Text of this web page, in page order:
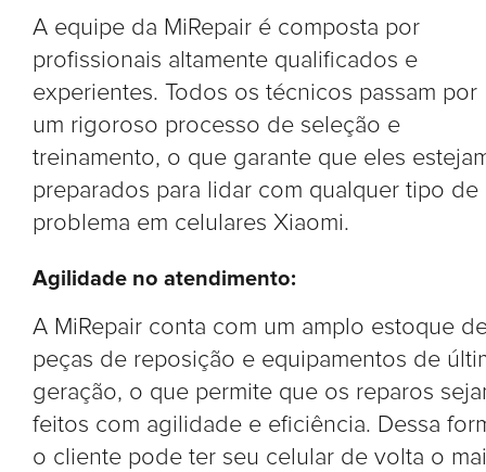
A equipe da MiRepair é composta por
profissionais altamente qualificados e
experientes. Todos os técnicos passam por
um rigoroso processo de seleção e
treinamento, o que garante que eles
preparados para lidar com qualquer tipo de
problema em celulares Xiaomi.
Agilidade no atendimento:
A MiRepair conta com um amplo estoque
peças de reposição e equipamentos de
geração, o que permite que os reparos
feitos com agilidade e eficiência. Dessa
o cliente pode ter seu celular de volta o